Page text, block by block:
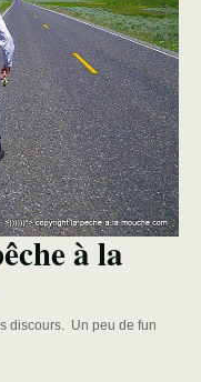
à la
discours. Un peu de fun